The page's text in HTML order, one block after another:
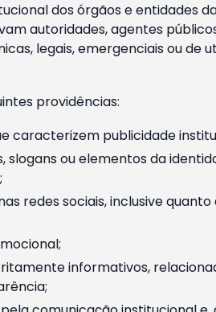
dos órgãos e entidades
autoridades, agentes
legais, emergenciais ou de
providências:
caracterizem publicidade
ou elementos da
redes sociais, inclusive
informativos,